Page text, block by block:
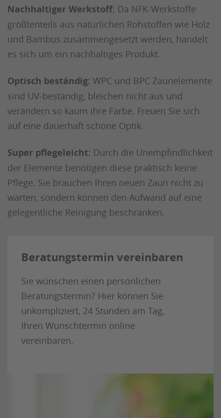
Nachhaltiger Werkstoff: Da NFK-Werkstoffe
größtenteils aus natürlichen Rohstoffen wie Holz
und Bambus zusammengesetzt werden, handelt
es sich um ein nachhaltiges Produkt.
Optisch beständig: WPC und BPC Zaunelemente
sind UV-beständig, bleichen nicht aus und
verändern so kaum ihre Farbe. Freuen Sie sich
auf eine dauerhaft schöne Optik.
Super pflegeleicht: Durch die Unempfindlichkeit
der Elemente benötigen diese praktisch keine
Pflege. Sie brauchen Ihren neuen Zaun nicht zu
warten, sondern können den Aufwand auf eine
gelegentliche Reinigung beschränken.
Beratungstermin vereinbaren
Sie wünschen einen persönlichen
Beratungstermin? Hier können Sie
unkompliziert, 24 Stunden am Tag,
Ihren Wunschtermin online
vereinbaren.